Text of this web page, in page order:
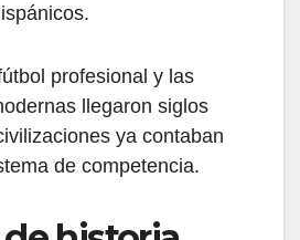
profesional y las
llegaron siglos
ya contaban
de competencia.